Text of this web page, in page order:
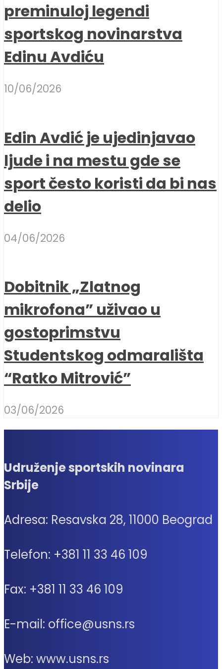
preminuloj legendi
sportskog novinarstva
Edinu Avdiću
10/06/2026
Edin Avdić je ujedinjavao
ljude i na mestu gde se
sport često koristi da bi nas
delio
04/06/2026
Dobitnik „Zlatnog
mikrofona” uživao u
gostoprimstvu
Studentskog odmarališta
“Ratko Mitrović”
03/06/2026
Udruženje sportskih novinara
Srbije
Adresa: Resavska 28, 11000 Beograd
Telefon: +381 11 33 46 109
Fax: +381 11 33 46 109
E-mail: office@usns.rs
Web: www.usns.rs